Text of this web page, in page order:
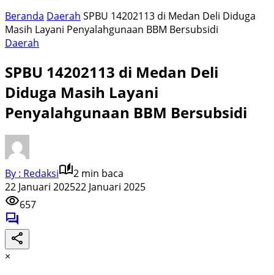
Beranda Daerah SPBU 14202113 di Medan Deli Diduga
Masih Layani Penyalahgunaan BBM Bersubsidi
Daerah
SPBU 14202113 di Medan Deli
Diduga Masih Layani
Penyalahgunaan BBM Bersubsidi
By : Redaksi
2 min baca
22 Januari 202522 Januari 2025
657
×